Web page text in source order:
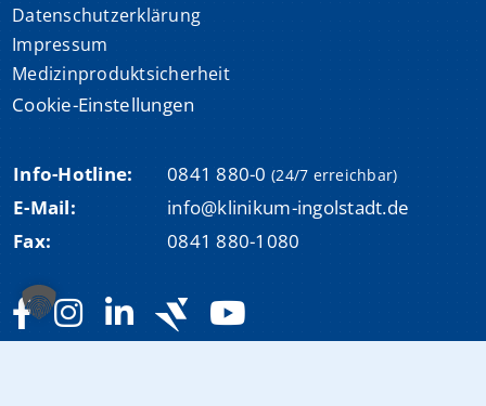
Datenschutzerklärung
Impressum
Medizinproduktsicherheit
Cookie-Einstellungen
Info-Hotline: 0841 880-0 (24/7 erreichbar)
E-Mail:
info@klinikum-ingolstadt.de
Fax:
0841 880-1080